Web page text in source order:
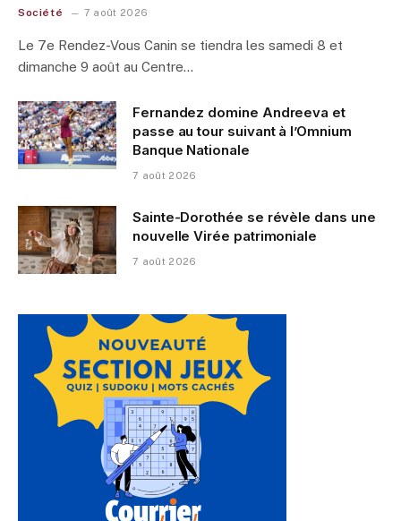
Société 7 août 2026
Le 7e Rendez-Vous Canin se tiendra les samedi 8 et
dimanche 9 août au Centre…
Fernandez domine Andreeva et
passe au tour suivant à l’Omnium
Banque Nationale
7 août 2026
Sainte-Dorothée se révèle dans une
nouvelle Virée patrimoniale
7 août 2026